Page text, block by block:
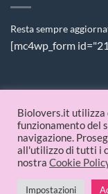
Resta sempre
[mc4wp_form
PAGAMENTI
© 2026
Biolovers.it utilizza
funzionamento del
navigazione.
all'utilizzo di tutti i
nostra Cookie
Impostazioni